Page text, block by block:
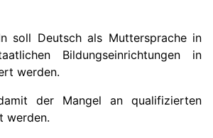
soll Deutsch als Muttersprache in
Bildungseinrichtungen in
werden.
der Mangel an qualifizierten
werden.